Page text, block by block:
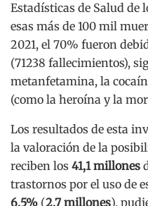
Estadísticas de Salud de
esas más de 100 mil
2021, el 70% fueron
(71238 fallecimientos),
metanfetamina, la
(como la heroína y la
Los resultados de esta
la valoración de la
reciben los 41,1 millones
trastornos por el uso de
6,5% (2,7 millones),